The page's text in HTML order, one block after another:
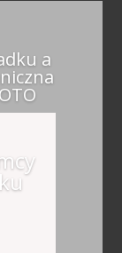
a